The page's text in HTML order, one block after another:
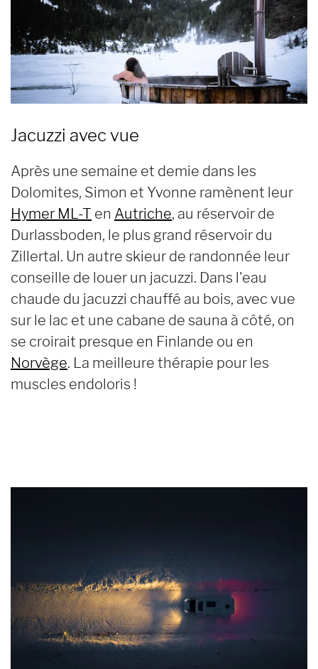
Jacuzzi avec vue
Après une semaine et demie dans les
Dolomites, Simon et Yvonne ramènent leur
Hymer ML-T en Autriche, au réservoir de
Durlassboden, le plus grand réservoir du
Zillertal. Un autre skieur de randonnée leur
conseille de louer un jacuzzi. Dans l'eau
chaude du jacuzzi chauffé au bois, avec vue
sur le lac et une cabane de sauna à côté, on
se croirait presque en Finlande ou en
Norvège. La meilleure thérapie pour les
muscles endoloris !